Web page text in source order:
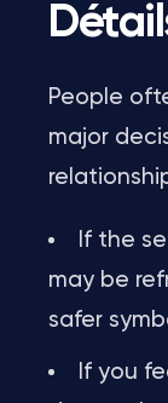
People
major
If the
may be
safer
If you